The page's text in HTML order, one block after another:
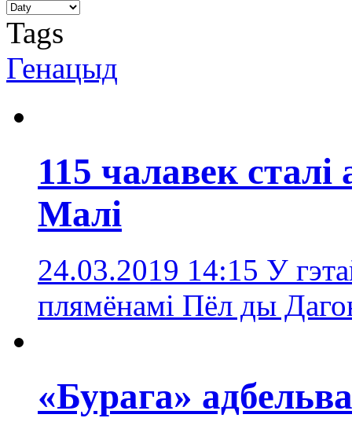
Tags
Генацыд
115 чалавек
Малі
24.03.2019 14:15 У
плямёнамі Пёл ды
«Бурага»